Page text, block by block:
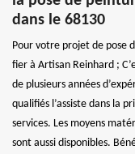
dans le 68130
Pour votre projet de pose
fier à Artisan Reinhard ;
de plusieurs années
qualifiés l’assiste dans la
services. Les moyens
sont aussi disponibles.